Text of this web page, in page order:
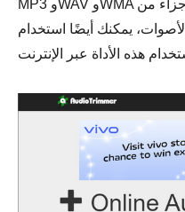
MP3 وWAV وWMA والمزيد. وعندما تحتاج إلى قطع أجزاء من
الأصوات، يمكنك أيضًا استخدام Audio Trimmer! اختر ملف MP3